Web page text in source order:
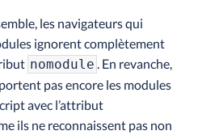
les navigateurs qui
ignorent complètement
nomodule . En revanche,
pas encore les modules
avec l’attribut
ils ne reconnaissent pas non